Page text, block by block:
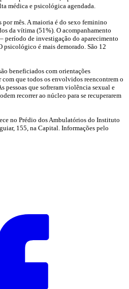
médica e psicológica agendada.
por mês. A maioria é do sexo feminino
da vítima (51%). O acompanhamento
período de investigação do aparecimento
psicológico é mais demorado. São 12
beneficiados com orientações
que todos os envolvidos reencontrem o
pessoas que sofreram violência sexual e
recorrer ao núcleo para se recuperarem
no Prédio dos Ambulatórios do Instituto
155, na Capital. Informações pelo